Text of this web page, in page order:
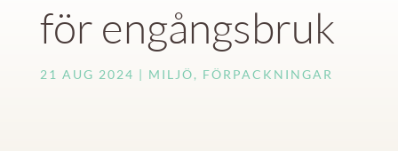
för engångsbruk
21 AUG 2024 MILJÖ, FÖRPACKNINGAR